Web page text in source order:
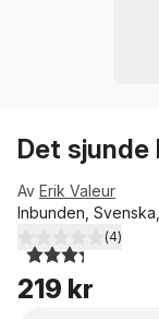
Det sjunde
Av Erik Valeur
Inbunden,
3,3utav 5 stjärnor.
(4)
219 kr